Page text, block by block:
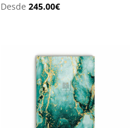
Desde 245.00€